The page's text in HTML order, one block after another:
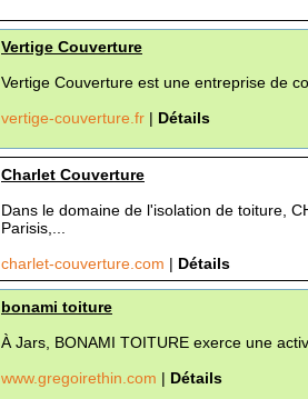
Vertige Couverture
Vertige Couverture est une entreprise de
vertige-couverture.fr | Détails
Charlet Couverture
Dans le domaine de l'isolation de toiture,
Parisis,...
charlet-couverture.com | Détails
bonami toiture
À Jars, BONAMI TOITURE exerce une
www.gregoirethin.com | Détails